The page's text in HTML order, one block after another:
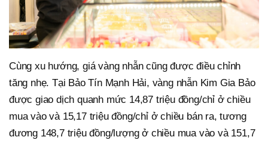
Cùng xu hướng, giá vàng nhẫn cũng được điều chỉnh
tăng nhẹ. Tại Bảo Tín Mạnh Hải, vàng nhẫn Kim Gia Bảo
được giao dịch quanh mức 14,87 triệu đồng/chỉ ở chiều
mua vào và 15,17 triệu đồng/chỉ ở chiều bán ra, tương
đương 148,7 triệu đồng/lượng ở chiều mua vào và 151,7